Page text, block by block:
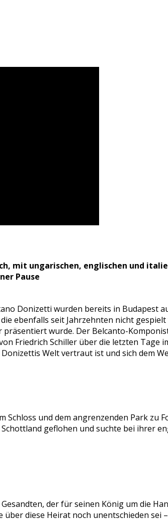
mit ungarischen, englischen und
Pause
Donizetti wurden bereits in
ebenfalls seit Jahrzehnten nicht
wurde. Der Belcanto-
Friedrich Schiller über die letzten
Welt vertraut ist und sich dem
Schloss und dem angrenzenden Park
geflohen und suchte bei ihrer
der für seinen König um die
diese Heirat noch unentschieden